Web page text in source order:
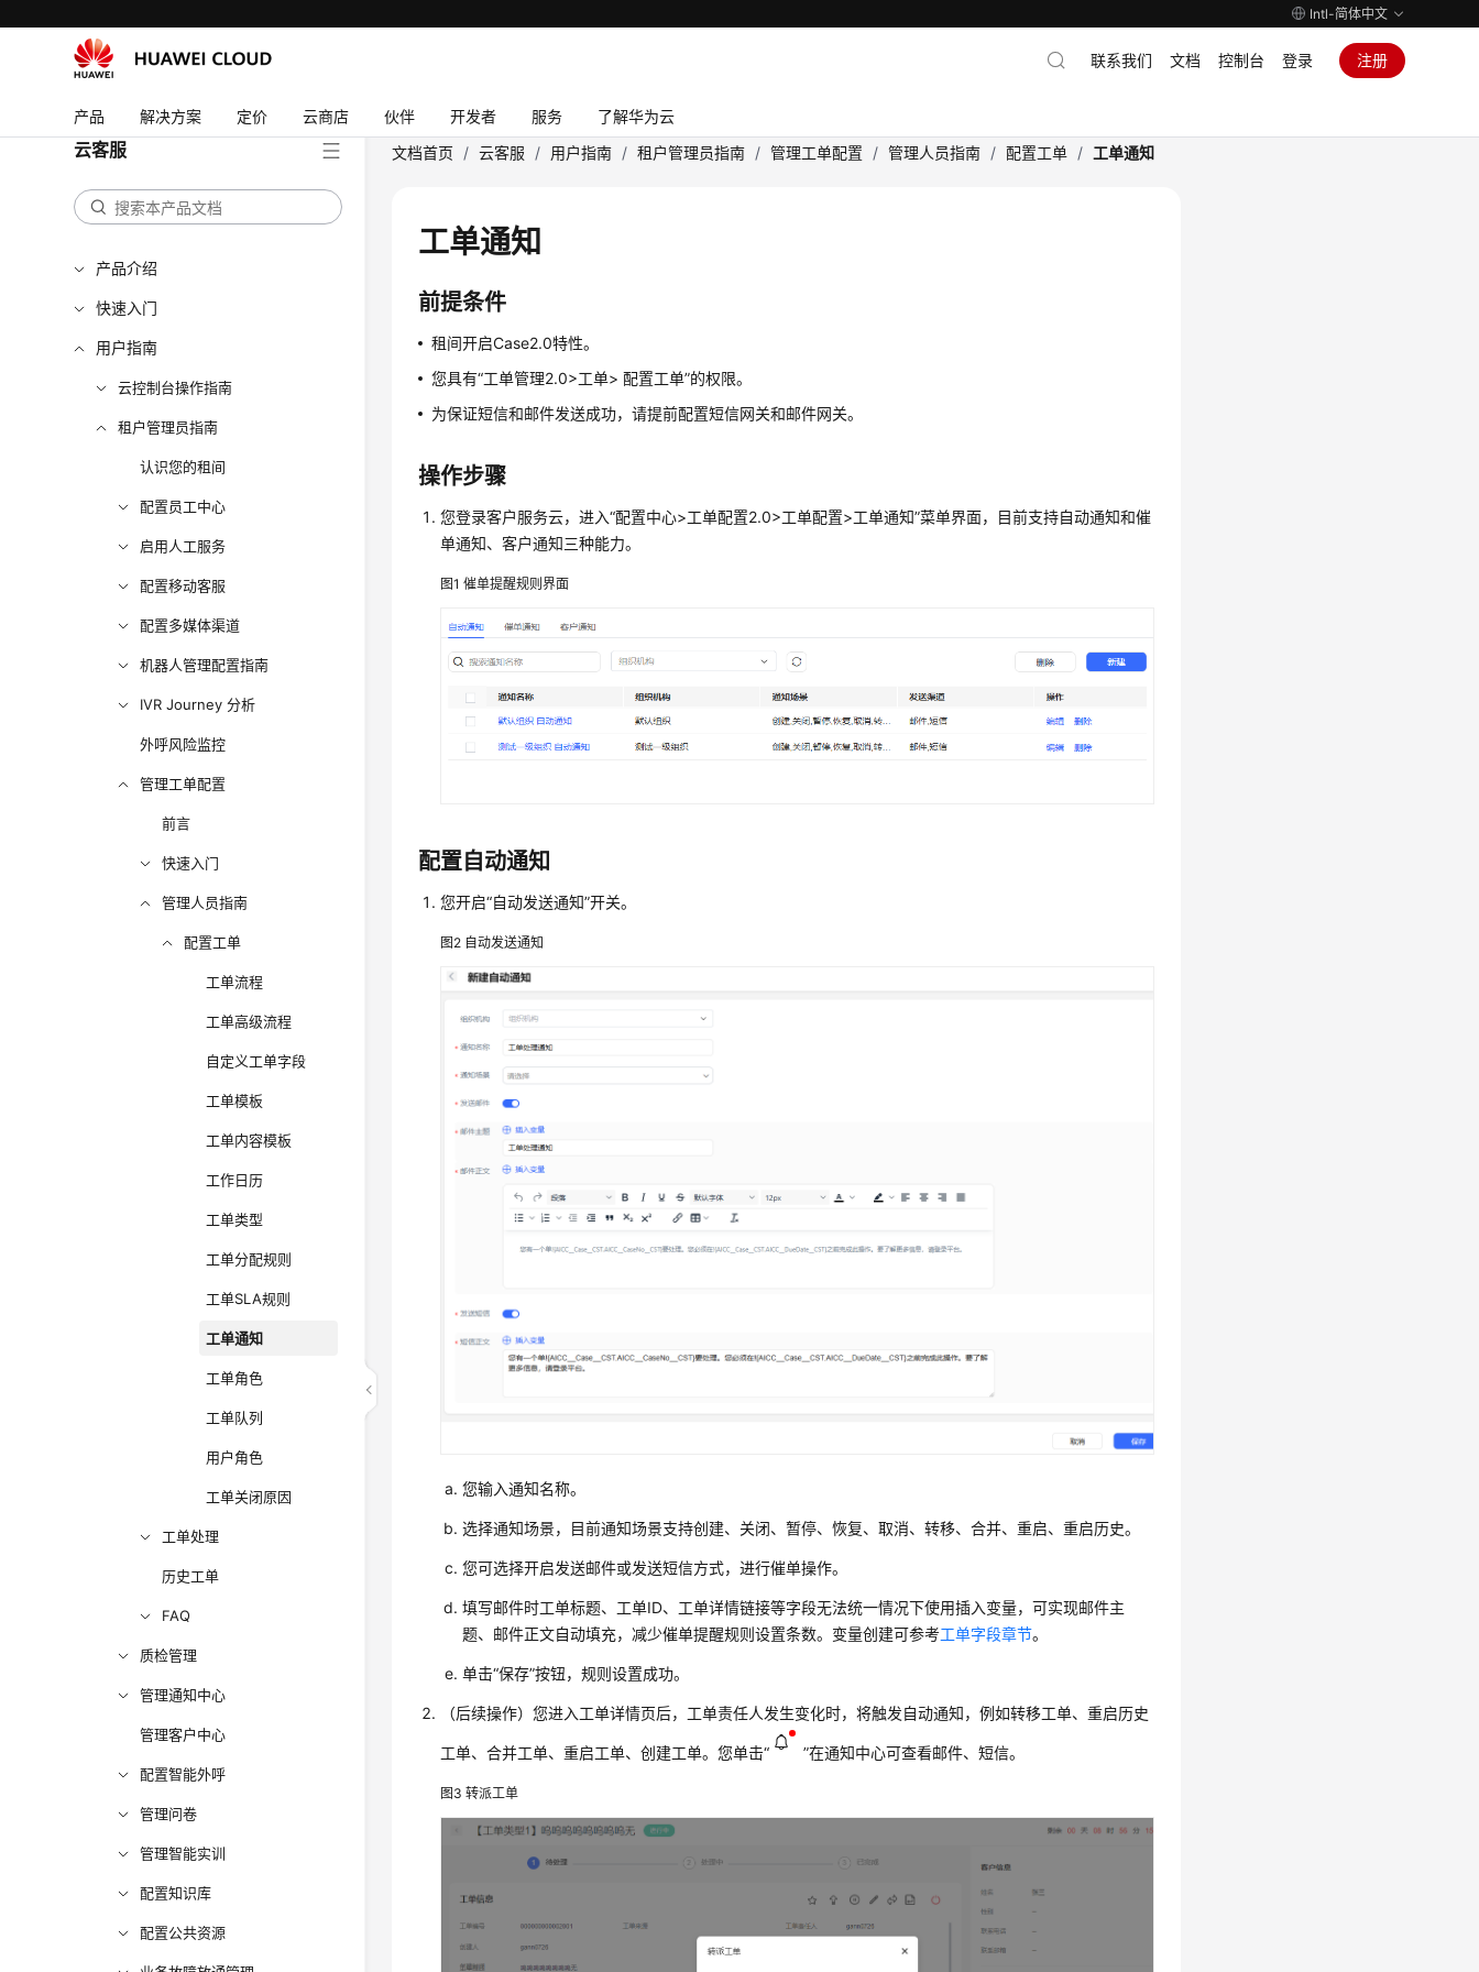
Intl-简体中文
产品 解决方案 定价 云商店 伙伴 开发者 服务 了解华为云
联系我们 文档 控制台 登录 注册
云客服
产品介绍
快速入门
用户指南
云控制台操作指南
租户管理员指南
认识您的租间
配置员工中心
启用人工服务
配置移动客服
配置多媒体渠道
机器人管理配置指南
IVR Journey 分析
外呼风险监控
管理工单配置
前言
快速入门
管理人员指南
配置工单
工单流程
工单高级流程
自定义工单字段
工单模板
工单内容模板
工作日历
工单类型
工单分配规则
工单SLA规则
工单通知
工单角色
工单队列
用户角色
工单关闭原因
工单处理
历史工单
FAQ
质检管理
管理通知中心
管理客户中心
配置智能外呼
管理问卷
管理智能实训
配置知识库
配置公共资源
文档首页 / 云客服 / 用户指南 / 租户管理员指南 / 管理工单配置 / 管理人员指南 / 配置工单 / 工单通知
工单通知
前提条件
租间开启Case2.0特性。
您具有“工单管理2.0>工单> 配置工单”的权限。
为保证短信和邮件发送成功，请提前配置短信网关和邮件网关。
操作步骤
您登录客户服务云，进入“配置中心>工单配置2.0>工单配置>工单通知”菜单界面，目前支持自动通知和催
单通知、客户通知三种能力。
图1催单提醒规则界面
配置自动通知
您开启“自动发送通知”开关。
图2 自动发送通知
您输入通知名称。
选择通知场景，目前通知场景支持创建、关闭、暂停、恢复、取消、转移、合并、重启、重启历史。
您可选择开启发送邮件或发送短信方式，进行催单操作。
填写邮件时工单标题、工单ID、工单详情链接等字段无法统一情况下使用插入变量，可实现邮件主
题、邮件正文自动填充，减少催单提醒规则设置条数。变量创建可参考工单字段章节。
单击“保存”按钮，规则设置成功。
（后续操作）您进入工单详情页后，工单责任人发生变化时，将触发自动通知，例如转移工单、重启历史
工单、合并工单、重启工单、创建工单。您单击“ ”在通知中心可查看邮件、短信。
图3转派工单